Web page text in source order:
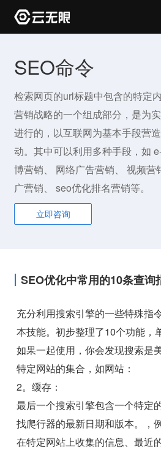
SEO命令
检索网页的url标题中包含的特定
营销战略的一个组成部分，是为
进行的，以互联网为基本手段营
动。其中可以利用多种手段，如
博营销、 网络广告营销、 视频营
广营销、 seo优化排名营销等。
立即咨询
SEO优化中常用的10条查询
充分利用搜索引擎的一些特殊指
本技能。初步整理了10个功能，
如果一起使用，你会发现搜索是
特定网站的集合，如网站：
2。缓存：
最后一个搜索引擎包含一个特定
找爬行器的最新日期和版本。，
在特定网站上收集的信息、最近